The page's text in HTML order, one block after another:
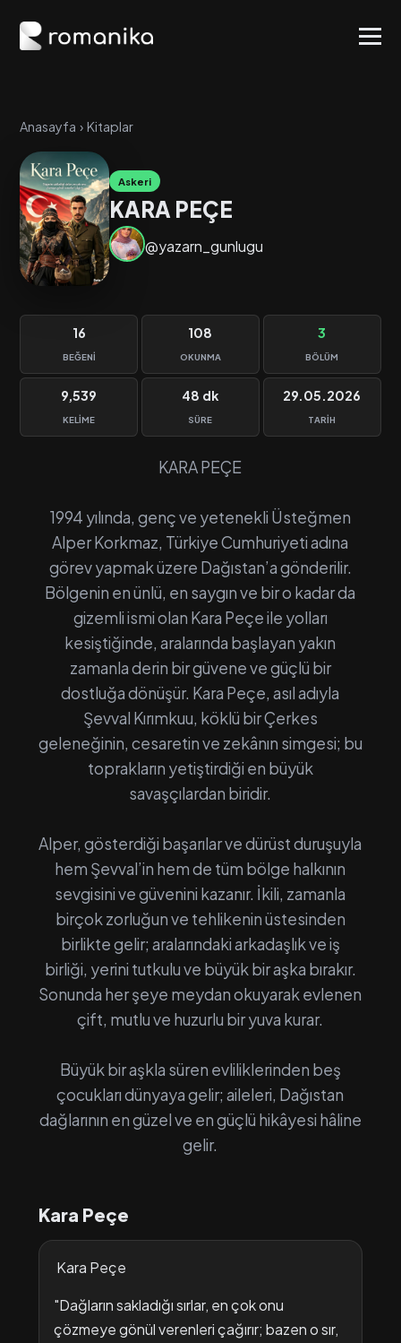
Anasayfa › Kitaplar
Askeri
KARA PEÇE
@yazarn_gunlugu
16
BEĞENI
108
OKUNMA
3
BÖLÜM
9,539
KELIME
48 dk
SÜRE
29.05.2026
TARIH
KARA PEÇE
1994 yılında, genç ve yetenekli Üsteğmen
Alper Korkmaz, Türkiye Cumhuriyeti adına
görev yapmak üzere Dağıstan’a gönderilir.
Bölgenin en ünlü, en saygın ve bir o kadar da
gizemli ismi olan Kara Peçe ile yolları
kesiştiğinde, aralarında başlayan yakın
zamanla derin bir güvene ve güçlü bir
dostluğa dönüşür. Kara Peçe, asıl adıyla
Şevval Kırımkuu, köklü bir Çerkes
geleneğinin, cesaretin ve zekânın simgesi; bu
toprakların yetiştirdiği en büyük
savaşçılardan biridir.
Alper, gösterdiği başarılar ve dürüst duruşuyla
hem Şevval’in hem de tüm bölge halkının
sevgisini ve güvenini kazanır. İkili, zamanla
birçok zorluğun ve tehlikenin üstesinden
birlikte gelir; aralarındaki arkadaşlık ve iş
birliği, yerini tutkulu ve büyük bir aşka bırakır.
Sonunda her şeye meydan okuyarak evlenen
çift, mutlu ve huzurlu bir yuva kurar.
Büyük bir aşkla süren evliliklerinden beş
çocukları dünyaya gelir; aileleri, Dağıstan
dağlarının en güzel ve en güçlü hikâyesi hâline
gelir.
Kara Peçe
Kara Peçe
"Dağların sakladığı sırlar, en çok onu
çözmeye gönül verenleri çağırır; bazen o sır,